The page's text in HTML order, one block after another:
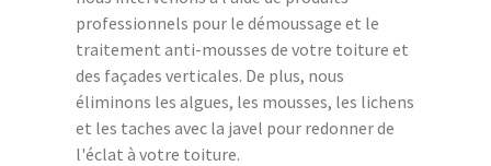
professionnels pour le démoussage et le
traitement anti-mousses de votre toiture et
des façades verticales. De plus, nous
éliminons les algues, les mousses, les lichens
et les taches avec la javel pour redonner de
l'éclat à votre toiture.